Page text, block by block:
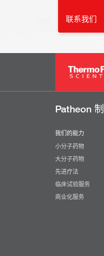
联系我们
Patheon
我们的能力
小分子药物
大分子药物
先进疗法
临床试验服务
商业化服务